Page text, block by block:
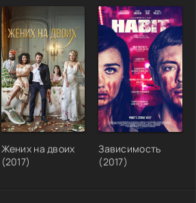
Жених на двоих
(2017)
Зависимость
(2017)